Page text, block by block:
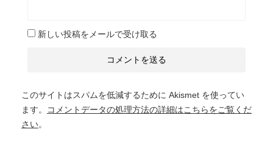
新しい投稿をメールで受け取る
このサイトはスパムを低減するために Akismet を使ってい
ます。
コメントデータの処理方法の詳細はこちらをご覧くだ
さい。